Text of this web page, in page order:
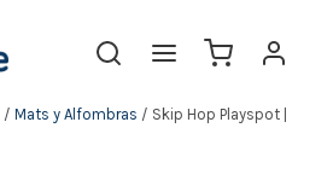
/ Mats y Alfombras / Skip Hop Playspot |